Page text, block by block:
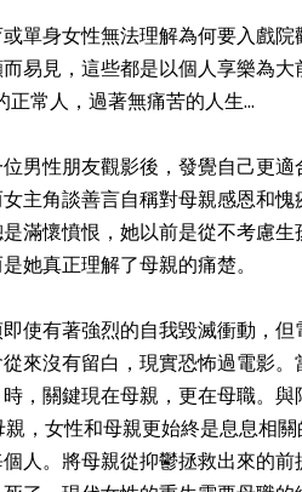
單身女性無法理解為何要入戲院
易見，這些都是以個人享樂為大
常人，過著無痛苦的人生...
男性朋友觀影後，發覺自己更適
主角談善言自稱對母親感恩和愧
滿懷憤恨，她以前是從不考慮生
她真正理解了母親的痛楚。
使有著強烈的自我毀滅衝動，但
來沒有留白，現實恐怖過電影。
，關鍵現在母親，更在母職。
，女性和母親更始終是息息相關
人。將母親從抑鬱拯救出來的前